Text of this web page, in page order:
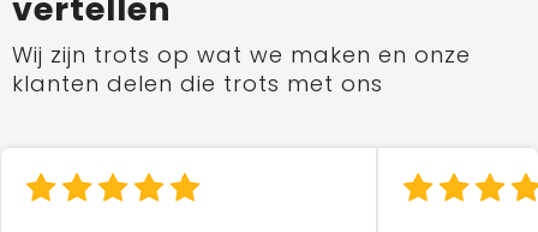
vertellen
Wij zijn trots op wat we maken en onze
klanten delen die trots met ons